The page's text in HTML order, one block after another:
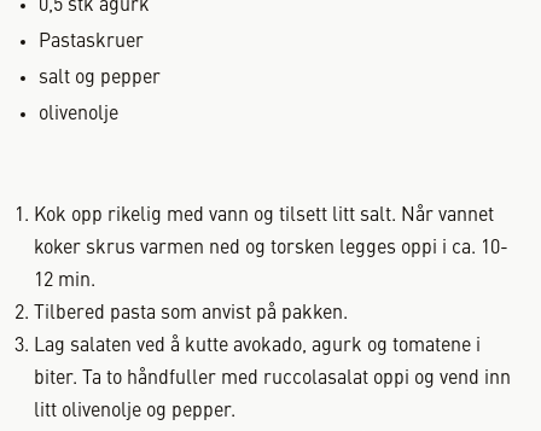
0,5 stk agurk
Pastaskruer
salt og pepper
olivenolje
Kok opp rikelig med vann og tilsett litt salt. Når vannet
koker skrus varmen ned og torsken legges oppi i ca. 10-
12 min.
Tilbered pasta som anvist på pakken.
Lag salaten ved å kutte avokado, agurk og tomatene i
biter. Ta to håndfuller med ruccolasalat oppi og vend inn
litt olivenolje og pepper.